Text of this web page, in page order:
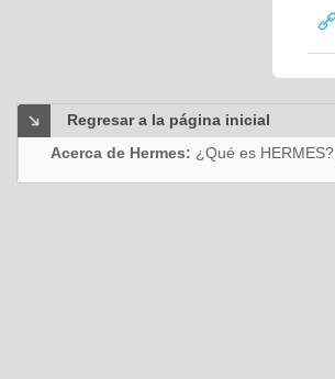
Regresar a la página inicial
Acerca de Hermes: ¿Qué es HERMES?